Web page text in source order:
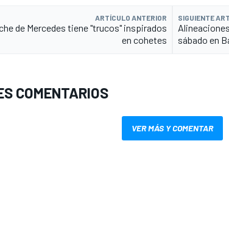
ARTÍCULO ANTERIOR
de Mercedes tiene "trucos" inspirados
en cohetes
SIGUIENTE
sábado en
COMENTARIOS
VER MÁS Y COMENTAR